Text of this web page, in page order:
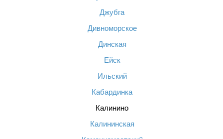
Джубга
Дивноморское
Динская
Ейск
Ильский
Кабардинка
Калинино
Калининская